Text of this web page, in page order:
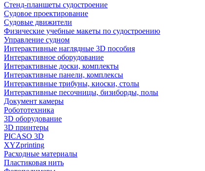
Стенд-планшеты судостроение
Судовое проектирование
Судовые движители
Физические учебные макеты по судостроению
Управление судном
Интерактивные наглядные 3D пособия
Интерактивное оборудование
Интерактивные доски, комплекты
Интерактивные панели, комплексы
Интерактивные трибуны, киоски, столы
Интерактивные песочницы, бизиборды, полы
Документ камеры
Робототехника
3D оборудование
3D принтеры
PICASO 3D
XYZprinting
Расходные материалы
Пластиковая нить